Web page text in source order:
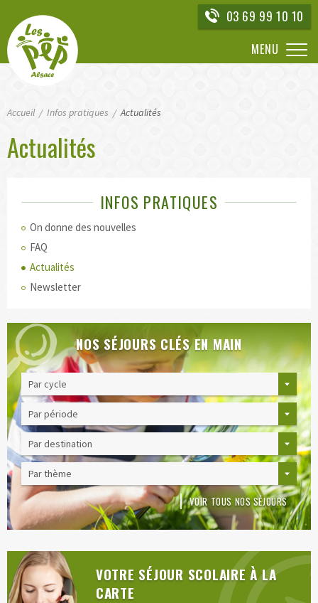
directement
à
navigation
directement
contenu
03 69 99 10 10
MENU
Accueil Infos pratiques Actualités
Actualités
INFOS PRATIQUES
On donne des nouvelles
FAQ
Actualités
Newsletter
NOS SÉJOURS CLÉS EN MAIN
VOIR TOUS NOS SÉJOURS
VOTRE SÉJOUR SCOLAIRE À LA
CARTE